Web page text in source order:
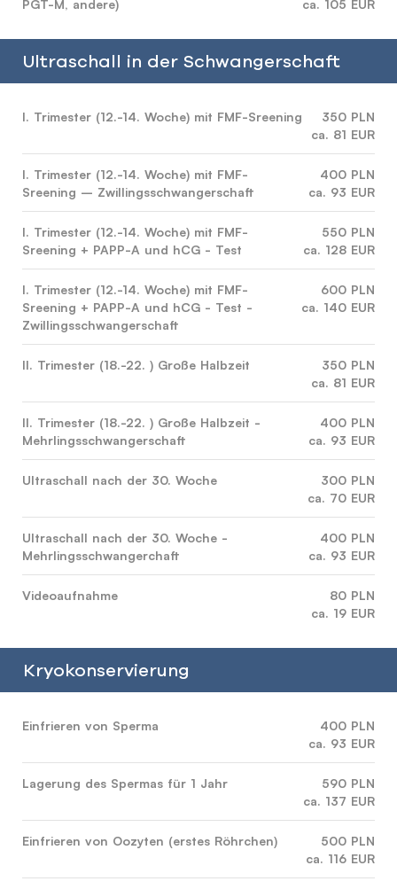
PGT-M, andere) ca. 105 EUR
Ultraschall in der Schwangerschaft
I. Trimester (12.-14. Woche) mit FMF-Sreening
350 PLN
ca. 81 EUR
I. Trimester (12.-14. Woche) mit FMF-
Sreening – Zwillingsschwangerschaft
400 PLN
ca. 93 EUR
I. Trimester (12.-14. Woche) mit FMF-
Sreening + PAPP-A und hCG - Test
550 PLN
ca. 128 EUR
I. Trimester (12.-14. Woche) mit FMF-
Sreening + PAPP-A und hCG - Test -
Zwillingsschwangerschaft
600 PLN
ca. 140 EUR
II. Trimester (18.-22. ) Große Halbzeit
350 PLN
ca. 81 EUR
II. Trimester (18.-22. ) Große Halbzeit -
Mehrlingsschwangerschaft
400 PLN
ca. 93 EUR
Ultraschall nach der 30. Woche
300 PLN
ca. 70 EUR
Ultraschall nach der 30. Woche -
Mehrlingsschwangerchaft
400 PLN
ca. 93 EUR
Videoaufnahme
80 PLN
ca. 19 EUR
Kryokonservierung
Einfrieren von Sperma
400 PLN
ca. 93 EUR
Lagerung des Spermas für 1 Jahr
590 PLN
ca. 137 EUR
Einfrieren von Oozyten (erstes Röhrchen)
500 PLN
ca. 116 EUR